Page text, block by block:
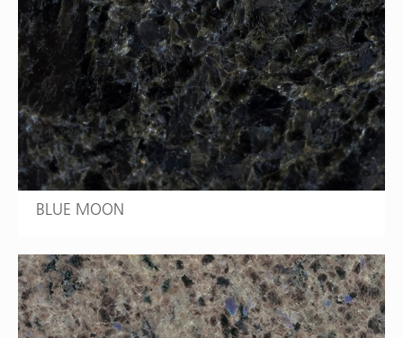
BLUE MOON